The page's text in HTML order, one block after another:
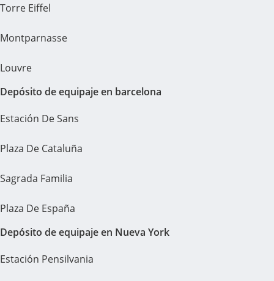
Torre Eiffel
Montparnasse
Louvre
Depósito de equipaje en barcelona
Estación De Sans
Plaza De Cataluña
Sagrada Familia
Plaza De España
Depósito de equipaje en Nueva York
Estación Pensilvania